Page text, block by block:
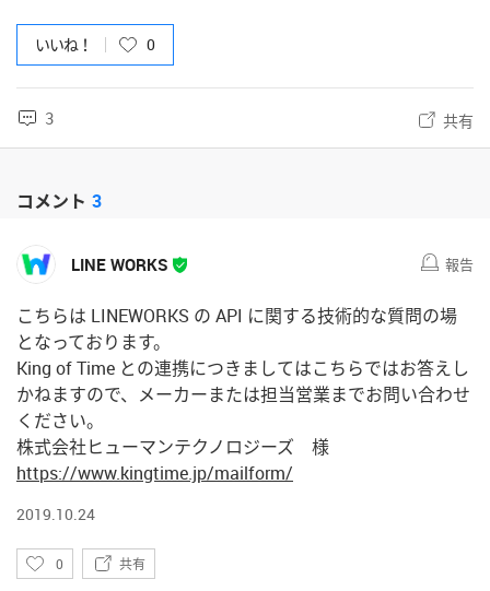
いいね！ 0
3 共有
コメント 3
LINE WORKS 報告
こちらは LINEWORKS の API に関する技術的な質問の場
となっております。
King of Time との連携につきましてはこちらではお答えし
かねますので、メーカーまたは担当営業までお問い合わせ
ください。
株式会社ヒューマンテクノロジーズ 様
https://www.kingtime.jp/mailform/
2019.10.24
い
0 共有